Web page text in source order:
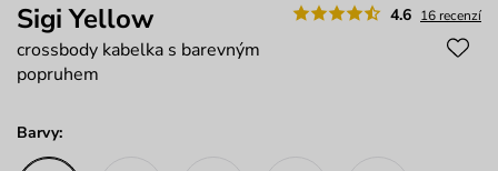
4.6 16 recenzí
Sigi Yellow
crossbody kabelka s barevným
popruhem
Barvy: